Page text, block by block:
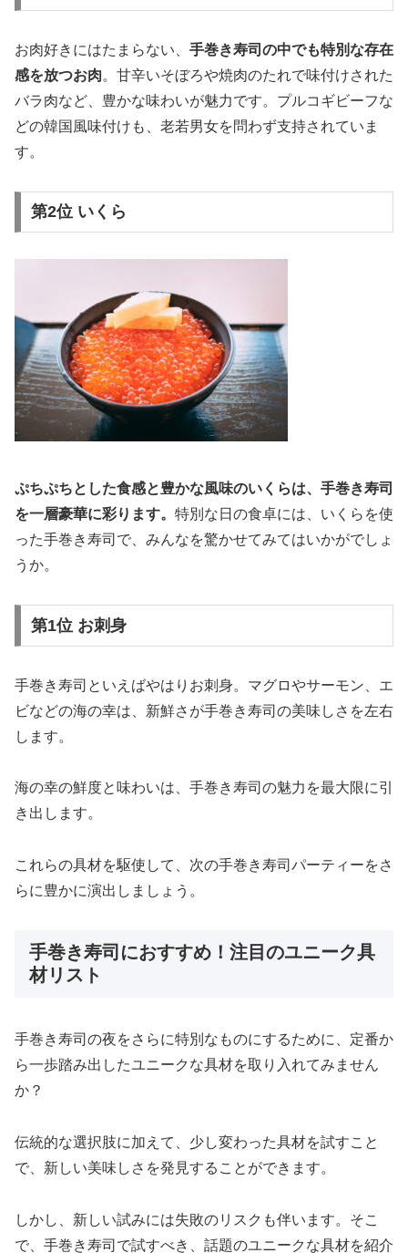
お肉好きにはたまらない、 手巻き寿司の中でも特別な存在
感を放つお肉。甘辛いそぼろや焼肉のたれで味付けされた
バラ肉など、豊かな味わいが魅力です。プルコギビーフな
どの韓国風味付けも、老若男女を問わず支持されていま
す。
第2位 いくら
ぷちぷちとした食感と豊かな風味のいくらは、手巻き寿司
を一層豪華に彩ります。 特別な日の食卓には、いくらを使
った手巻き寿司で、みんなを驚かせてみてはいかがでしょ
うか。
第1位 お刺身
手巻き寿司といえばやはりお刺身。マグロやサーモン、エ
ビなどの海の幸は、新鮮さが手巻き寿司の美味しさを左右
します。
海の幸の鮮度と味わいは、手巻き寿司の魅力を最大限に引
き出します。
これらの具材を駆使して、次の手巻き寿司パーティーをさ
らに豊かに演出しましょう。
手巻き寿司におすすめ！注目のユニーク具
材リスト
手巻き寿司の夜をさらに特別なものにするために、定番か
ら一歩踏み出したユニークな具材を取り入れてみません
か？
伝統的な選択肢に加えて、少し変わった具材を試すこと
で、新しい美味しさを発見することができます。
しかし、新しい試みには失敗のリスクも伴います。そこ
で、手巻き寿司で試すべき、話題のユニークな具材を紹介